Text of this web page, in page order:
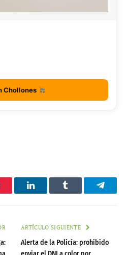
Chollones
LinkedInTumblr
ARTÍCULO SIGUIENTE
Alerta de la Policía: prohibido